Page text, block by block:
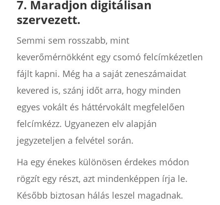
7. Maradjon digitálisan
szervezett.
Semmi sem rosszabb, mint
keverőmérnökként egy csomó felcímkézetlen
fájlt kapni. Még ha a saját zeneszámaidat
kevered is, szánj időt arra, hogy minden
egyes vokált és háttérvokált megfelelően
felcímkézz. Ugyanezen elv alapján
jegyzeteljen a felvétel során.
Ha egy énekes különösen érdekes módon
rögzít egy részt, azt mindenképpen írja le.
Később biztosan hálás leszel magadnak.